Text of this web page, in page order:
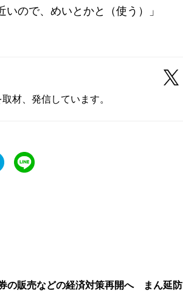
ので、めいとかと（使う）」
材、発信しています。
の販売などの経済対策再開へ まん延防